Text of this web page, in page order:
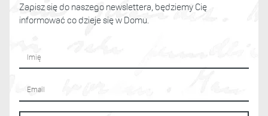
Zapisz się do naszego newslettera, będziemy Cię
informować co dzieje się w Domu.
Imię
Adres email